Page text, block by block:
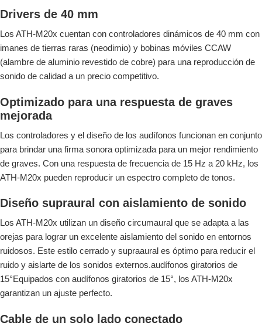
Drivers de 40 mm
Los ATH-M20x cuentan con controladores dinámicos de 40 mm con
imanes de tierras raras (neodimio) y bobinas móviles CCAW
(alambre de aluminio revestido de cobre) para una reproducción de
sonido de calidad a un precio competitivo.
Optimizado para una respuesta de graves
mejorada
Los controladores y el diseño de los audífonos funcionan en conjunto
para brindar una firma sonora optimizada para un mejor rendimiento
de graves. Con una respuesta de frecuencia de 15 Hz a 20 kHz, los
ATH-M20x pueden reproducir un espectro completo de tonos.
Diseño supraural con aislamiento de sonido
Los ATH-M20x utilizan un diseño circumaural que se adapta a las
orejas para lograr un excelente aislamiento del sonido en entornos
ruidosos. Este estilo cerrado y supraaural es óptimo para reducir el
ruido y aislarte de los sonidos externos.audífonos giratorios de
15°Equipados con audífonos giratorios de 15°, los ATH-M20x
garantizan un ajuste perfecto.
Cable de un solo lado conectado